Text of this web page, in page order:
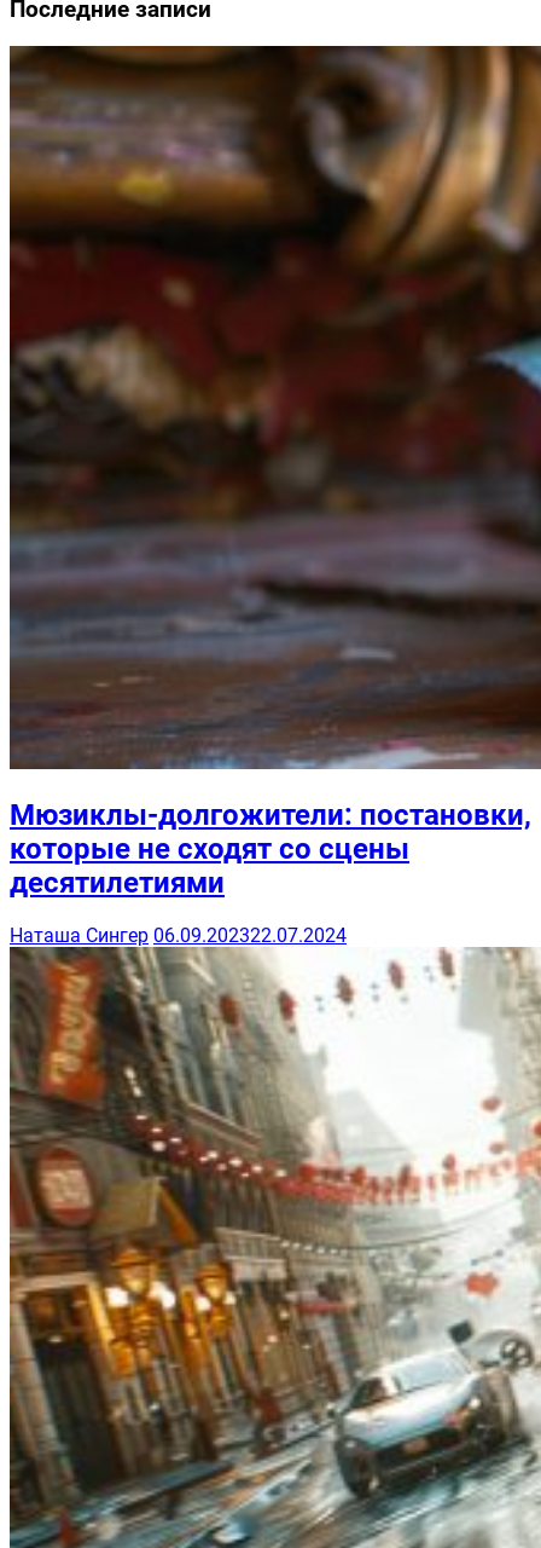
Последние записи
Мюзиклы-долгожители: постановки,
которые не сходят со сцены
десятилетиями
Наташа Сингер 06.09.202322.07.2024